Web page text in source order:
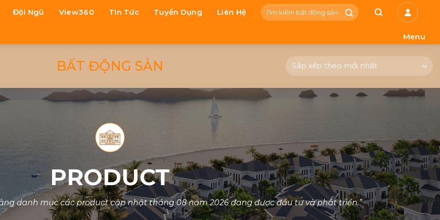
Đội Ngũ View360 Tin Tức Tuyển Dụng Liên Hệ
Tìm
kiếm:
Menu
BẤT ĐỘNG SẢN
PRODUCT
danh mục các product cập nhật tháng08năm2026đang được đầu tư và phát triển.”